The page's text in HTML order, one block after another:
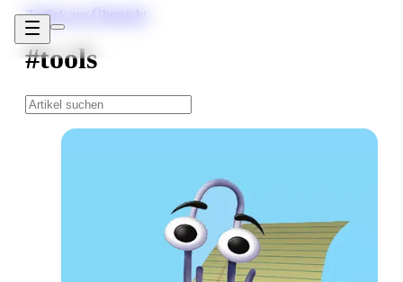
Zurück zur Übersicht
#tools